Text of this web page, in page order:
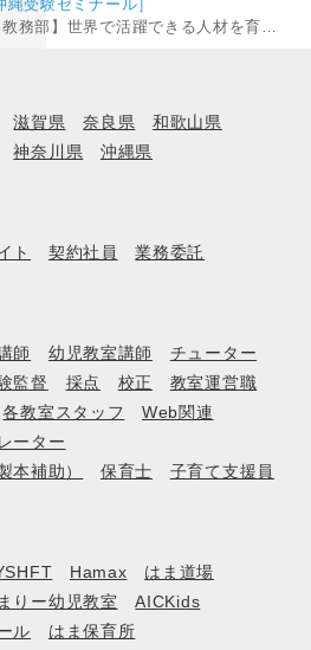
受験ゼミナール］
を育てる塾講師募集！年間休日120日以上！残業基本なし！［沖縄県那覇市］
滋賀県 奈良県
和歌山県
神奈川県 沖縄県
ト 契約社員 業務委託
師 幼児教室講師
チューター
監督 採点 校正
教室運営職
各教室スタッフ
Web関連
ーター
本補助）
保育士 子育て支援員
Hamax
はま道場
りー幼児教室
AICKids
ル
はま保育所